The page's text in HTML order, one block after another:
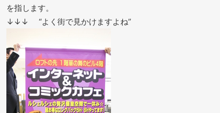
を指します。
↓↓↓ “よく街で見かけますよね”